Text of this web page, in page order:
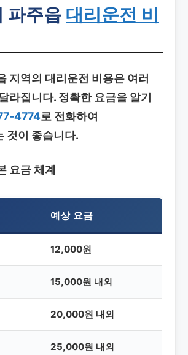
파주읍 대리운전 비
지역의 대리운전 비용은 여러
라집니다. 정확한 요금을 알기
4774로 전화하여
것이 좋습니다.
요금 체계
예상 요금
12,000원
15,000원 내외
20,000원 내외
25,000원 내외